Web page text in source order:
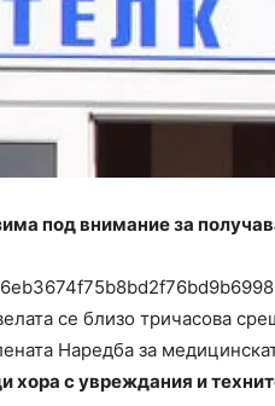
под внимание за
се близо тричасова
Наредба за
хора с увреждания и